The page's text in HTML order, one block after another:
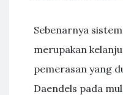
Sebenarnya
merupakan
pemerasan yang
Daendels pada